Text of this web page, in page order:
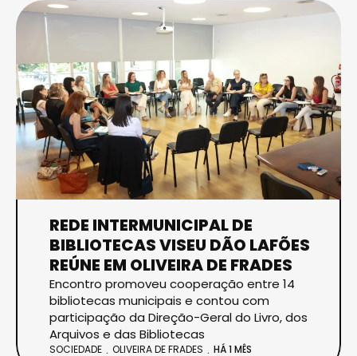
REDE INTERMUNICIPAL DE
BIBLIOTECAS VISEU DÃO LAFÕES
REÚNE EM OLIVEIRA DE FRADES
Encontro promoveu cooperação entre 14
bibliotecas municipais e contou com
participação da Direção-Geral do Livro, dos
Arquivos e das Bibliotecas
SOCIEDADE OLIVEIRA DE FRADES HÁ 1 MÊS